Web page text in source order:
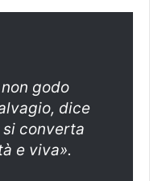
non godo
dice
si converta
e viva».